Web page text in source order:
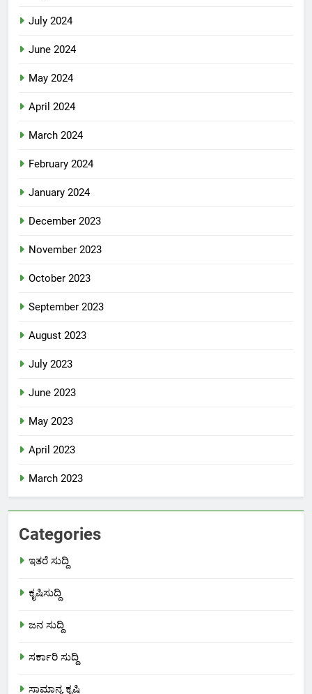
July 2024
June 2024
May 2024
April 2024
March 2024
February 2024
January 2024
December 2023
November 2023
October 2023
September 2023
August 2023
July 2023
June 2023
May 2023
April 2023
March 2023
Categories
ಇತರೆ ಸುದ್ದಿ
ಕೃಷಿಸುದ್ದಿ
ಜನ ಸುದ್ದಿ
ಸರ್ಕಾರಿ ಸುದ್ದಿ
ಸಾಮಾನ್ಯ ಕೃಷಿ